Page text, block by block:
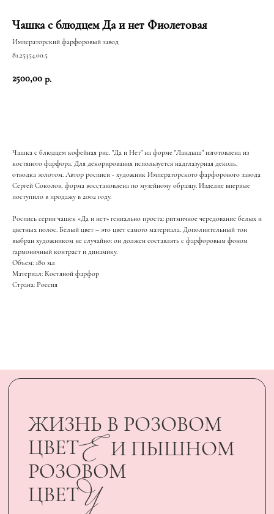
Чашка с блюдцем Да и нет Фиолетовая
Императорский фарфоровый завод
81.25354.00.5
2500,00 р.
Чашка с блюдцем кофейная рис. "Да и Нет" на форме "Ландыш" изготовлена из
костяного фарфора. Для декорирования используется надглазурная деколь,
отводка золотом. Автор росписи - художник Императорского фарфорового завода
Сергей Соколов, форма восстановлена по музейному образцу. Изделие впервые
поступило в продажу в 2002 году.
Роспись серии чашек «Да и нет» гениально проста: ритмичное чередование белых и
цветных полос. Белый цвет – это цвет самого материала. Дополнительный тон
выбран художником не случайно: он должен составлять с фарфоровым фоном
гармоничный контраст и динамику.
Объем: 180 мл
Материал: Костяной фарфор
Страна: Россия
ЖИЗНЬ В РОЗОВОМ
ЦВЕТ
ПОДАРИТЬ
И ПЫШНОМ
Е
РОЗОВОМ
ЦВЕТУ